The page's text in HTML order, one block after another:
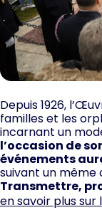
Depuis 1926,
familles et les
incarnant un
l’occasion de
événements
suivant un même
Transmettre,
en savoir plus